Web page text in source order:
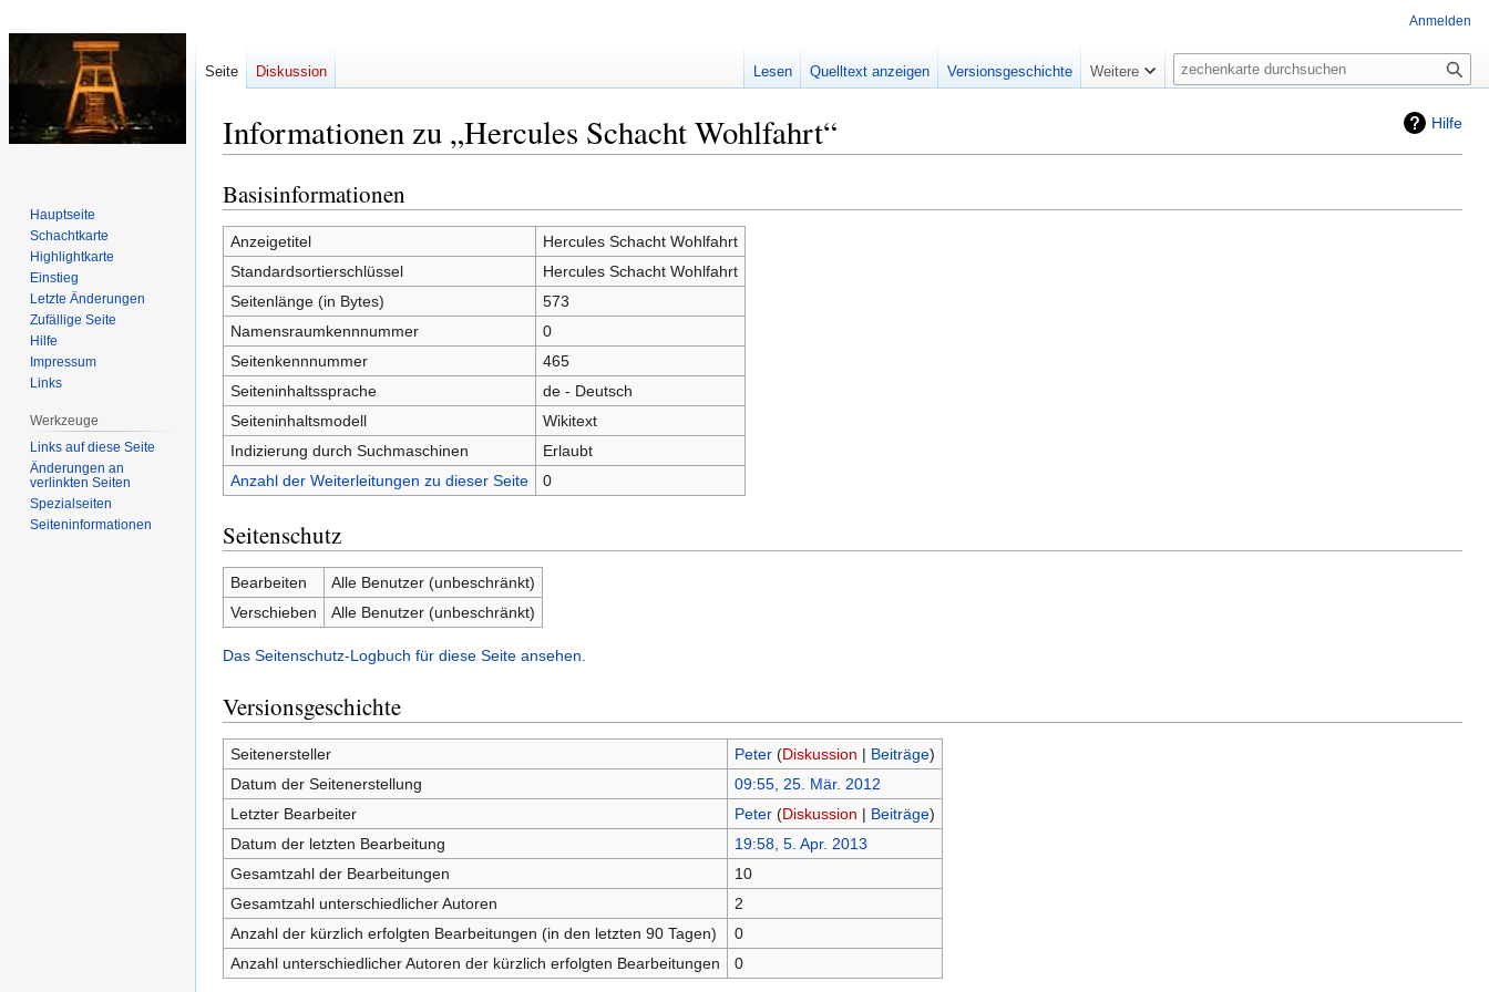
Hilfe
Informationen zu „Hercules Schacht Wohlfahrt“
Zur
Navigation
springen
Zur
Suche
springen
Basisinformationen
Anzeigetitel
Hercules Schacht Wohlfahrt
Standardsortierschlüssel
Hercules Schacht Wohlfahrt
Seitenlänge (in Bytes)
573
Namensraumkennnummer
0
Seitenkennnummer
465
Seiteninhaltssprache
de - Deutsch
Seiteninhaltsmodell
Wikitext
Indizierung durch Suchmaschinen
Erlaubt
Anzahl der Weiterleitungen zu dieser Seite
0
Seitenschutz
Bearbeiten
Alle Benutzer (unbeschränkt)
Verschieben
Alle Benutzer (unbeschränkt)
Das Seitenschutz-Logbuch für diese Seite ansehen.
Versionsgeschichte
Seitenersteller Peter (Diskussion | Beiträge)
Datum der Seitenerstellung
09:55, 25. Mär. 2012
Letzter Bearbeiter
Peter (Diskussion | Beiträge)
Datum der letzten Bearbeitung
19:58, 5. Apr. 2013
Gesamtzahl der Bearbeitungen
10
Gesamtzahl unterschiedlicher Autoren
2
Anzahl der kürzlich erfolgten Bearbeitungen (in den letzten 90 Tagen)
0
Anzahl unterschiedlicher Autoren der kürzlich erfolgten Bearbeitungen
0
Anmelden
Seite Diskussion Lesen Quelltext anzeigen Versionsgeschichte Weitere
Suche
Hauptseite
Schachtkarte
Highlightkarte
Einstieg
Letzte Änderungen
Zufällige Seite
Hilfe
Impressum
Links
Werkzeuge
Links auf diese Seite
Änderungen an
verlinkten Seiten
Spezialseiten
Seiten­­informationen